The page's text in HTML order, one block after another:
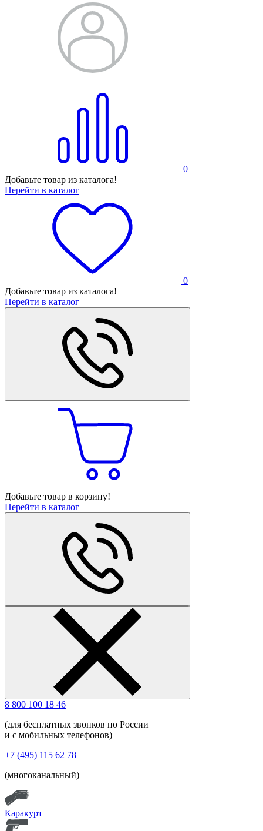
0
Добавьте товар из каталога!
Перейти в каталог
0
Добавьте товар из каталога!
Перейти в каталог
Добавьте товар в корзину!
Перейти в каталог
8 800 100 18 46
(для бесплатных звонков по России
и с мобильных телефонов)
+7 (495) 115 62 78
(многоканальный)
Каракурт